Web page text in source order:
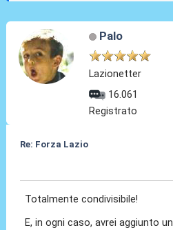
Palo
Lazionetter
16.061
Registrato
Re: Forza Lazio
Totalmente condivisibile!
E, in ogni caso, avrei aggiunto un